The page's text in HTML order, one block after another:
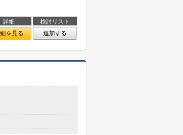
詳細
検討リスト
を見る 追加する